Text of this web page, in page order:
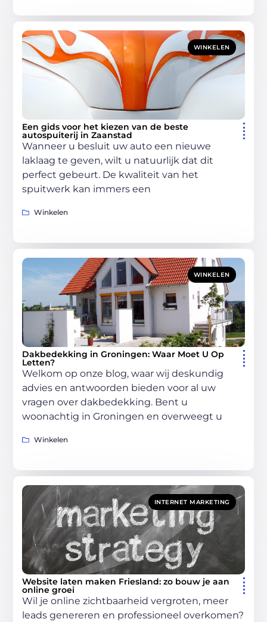
WINKELEN
Een gids voor het kiezen van de beste
autospuiterij in Zaanstad
Wanneer u besluit uw auto een nieuwe
laklaag te geven, wilt u natuurlijk dat dit
perfect gebeurt. De kwaliteit van het
spuitwerk kan immers een
Winkelen
WINKELEN
Dakbedekking in Groningen: Waar Moet U Op
Letten?
Welkom op onze blog, waar wij deskundig
advies en antwoorden bieden voor al uw
vragen over dakbedekking. Bent u
woonachtig in Groningen en overweegt u
Winkelen
INTERNET MARKETING
Website laten maken Friesland: zo bouw je aan
online groei
Wil je online zichtbaarheid vergroten, meer
leads genereren en professioneel overkomen?